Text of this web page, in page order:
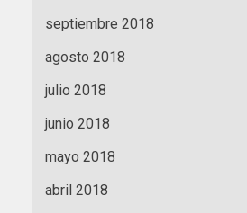
septiembre 2018
agosto 2018
julio 2018
junio 2018
mayo 2018
abril 2018